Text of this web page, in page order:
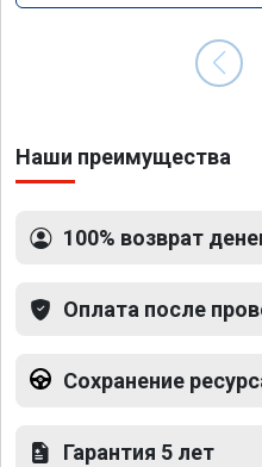
Наши преимущества
100% возврат
Оплата после
Сохранение
Гарантия 5 лет